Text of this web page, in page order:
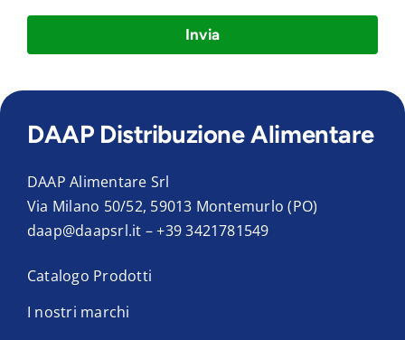
Invia
DAAP Distribuzione Alimentare
DAAP Alimentare Srl
Via Milano 50/52, 59013 Montemurlo (PO)
daap@daapsrl.it –+39 3421781549
Catalogo Prodotti
I nostri marchi